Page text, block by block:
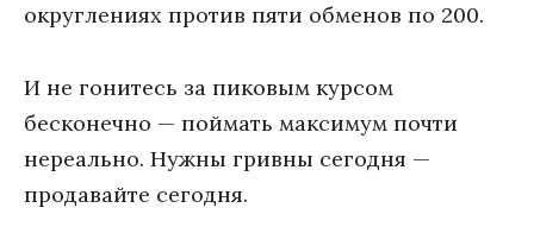
округлениях против пяти обменов по 200.
И не гонитесь за пиковым курсом
бесконечно — поймать максимум почти
нереально. Нужны гривны сегодня —
продавайте сегодня.